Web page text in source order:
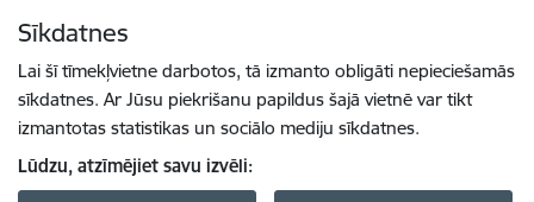
Sīkdatnes
Lai šī tīmekļvietne darbotos, tā izmanto obligāti nepieciešamās
sīkdatnes. Ar Jūsu piekrišanu papildus šajā vietnē var tikt
izmantotas statistikas un sociālo mediju sīkdatnes.
Lūdzu, atzīmējiet savu izvēli: